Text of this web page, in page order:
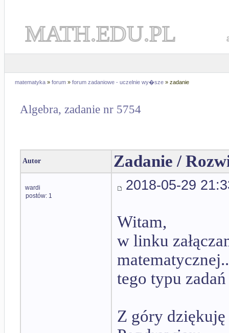
MATH.EDU.PL
matematyka » forum » forum zadaniowe - uczelnie wy�sze » zadanie
Algebra, zadanie nr 5754
Autor Zadanie /
wardi
postów: 1
2018-05-29
Witam,
w linku
tego typu
Z góry dziękuję